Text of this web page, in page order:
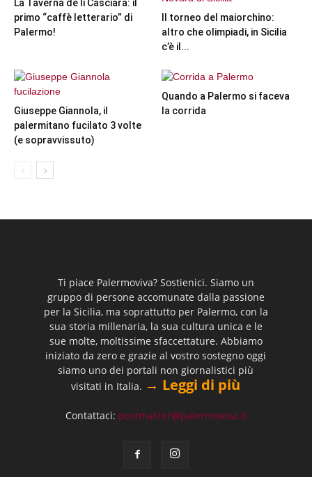
La Taverna de li Casciara: il
primo “caffè letterario” di
Palermo!
Il torneo del maiorchino:
altro che olimpiadi, in Sicilia
c’è il...
Giuseppe Giannola, il
palermitano fucilato 3 volte
(e sopravvissuto)
Quando a Palermo si faceva
la corrida
Ti piace Palermoviva? Sostienici. Siamo un
gruppo di persone accomunate dalla passione
per la Sicilia, ma soprattutto per Palermo, con la
sua storia millenaria, la sua cultura unica e le
sue molte, moltissime sfaccettature. Abbiamo
iniziato da zero e grazie al vostro sostegno oggi
siamo uno dei portali non giornalistici più
visitati in Italia. → Leggi di più
Contattaci: postmaster@palermoviva.it